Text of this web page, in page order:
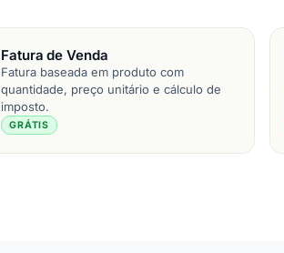
Fatura de Venda
Fatura baseada em produto com
quantidade, preço unitário e cálculo de
imposto.
GRÁTIS